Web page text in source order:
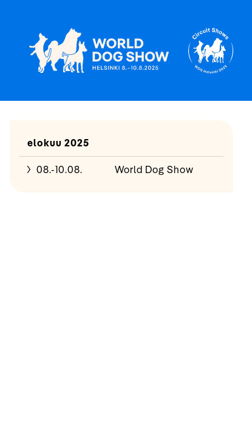
elokuu 2025
08.-10.08. World Dog Show